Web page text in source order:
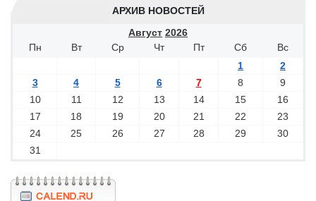
АРХИВ НОВОСТЕЙ
Август 2026
Пн
Вт Ср Чт Пт Сб
Вс
1
2
3
4 5 6 7 8
9
10
11 12 13 14 15
16
17
18 19 20 21 22
23
24
25 26 27 28 29
30
31